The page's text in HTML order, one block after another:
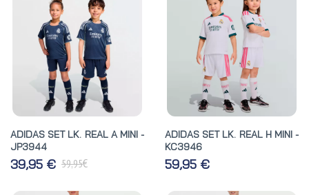
ADIDAS SET LK. REAL A MINI -
JP3944
39,95 € 59,95€
ADIDAS SET LK. REAL H MINI -
KC3946
59,95 €